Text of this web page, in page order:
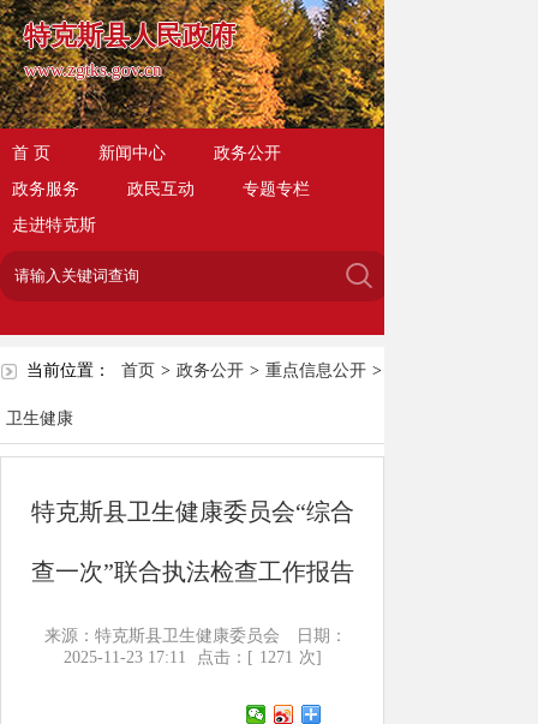
特克斯县人民政府
www.zgtks.gov.cn
首 页 新闻中心
政务公开
政务服务
政民互动
专题专栏
走进特克斯
当前位置： 首页 > 政务公开 > 重点信息公开 >
卫生健康
特克斯县卫生健康委员会“综合
查一次”联合执法检查工作报告
来源：特克斯县卫生健康委员会
日期：
2025-11-23 17:11
点击：[ 1271 次]